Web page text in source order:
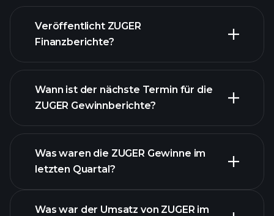
unsere Liste der Aktien
Veröffentlicht ZUGER
Finanzberichte?
Finanzberichte von
ZUGER
Wann ist der nächste Termin für die
ZUGER Gewinnberichte?
Was waren die ZUGER Gewinne im
letzten Quartal?
Was war der Umsatz von ZUGER im